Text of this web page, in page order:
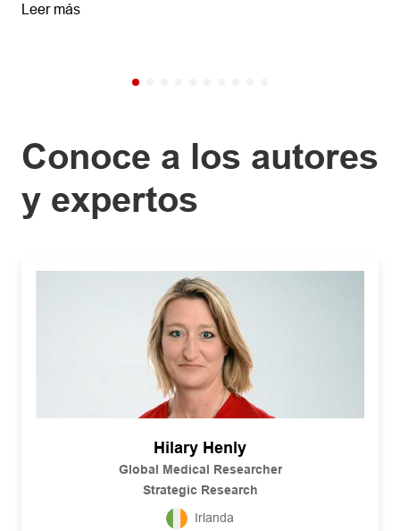
Leer más
Conoce a los autores
y expertos
Hilary Henly
Global Medical Researcher
Strategic Research
Irlanda